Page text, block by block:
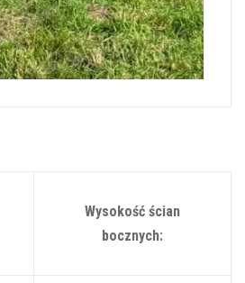
Wysokość ścian
bocznych: